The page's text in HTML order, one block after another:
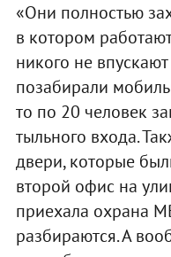
«Они полностью
в котором
никого не
позабирали
то по 20 человек
тыльного входа.
двери, которые
второй офис на
приехала охрана
разбираются. А